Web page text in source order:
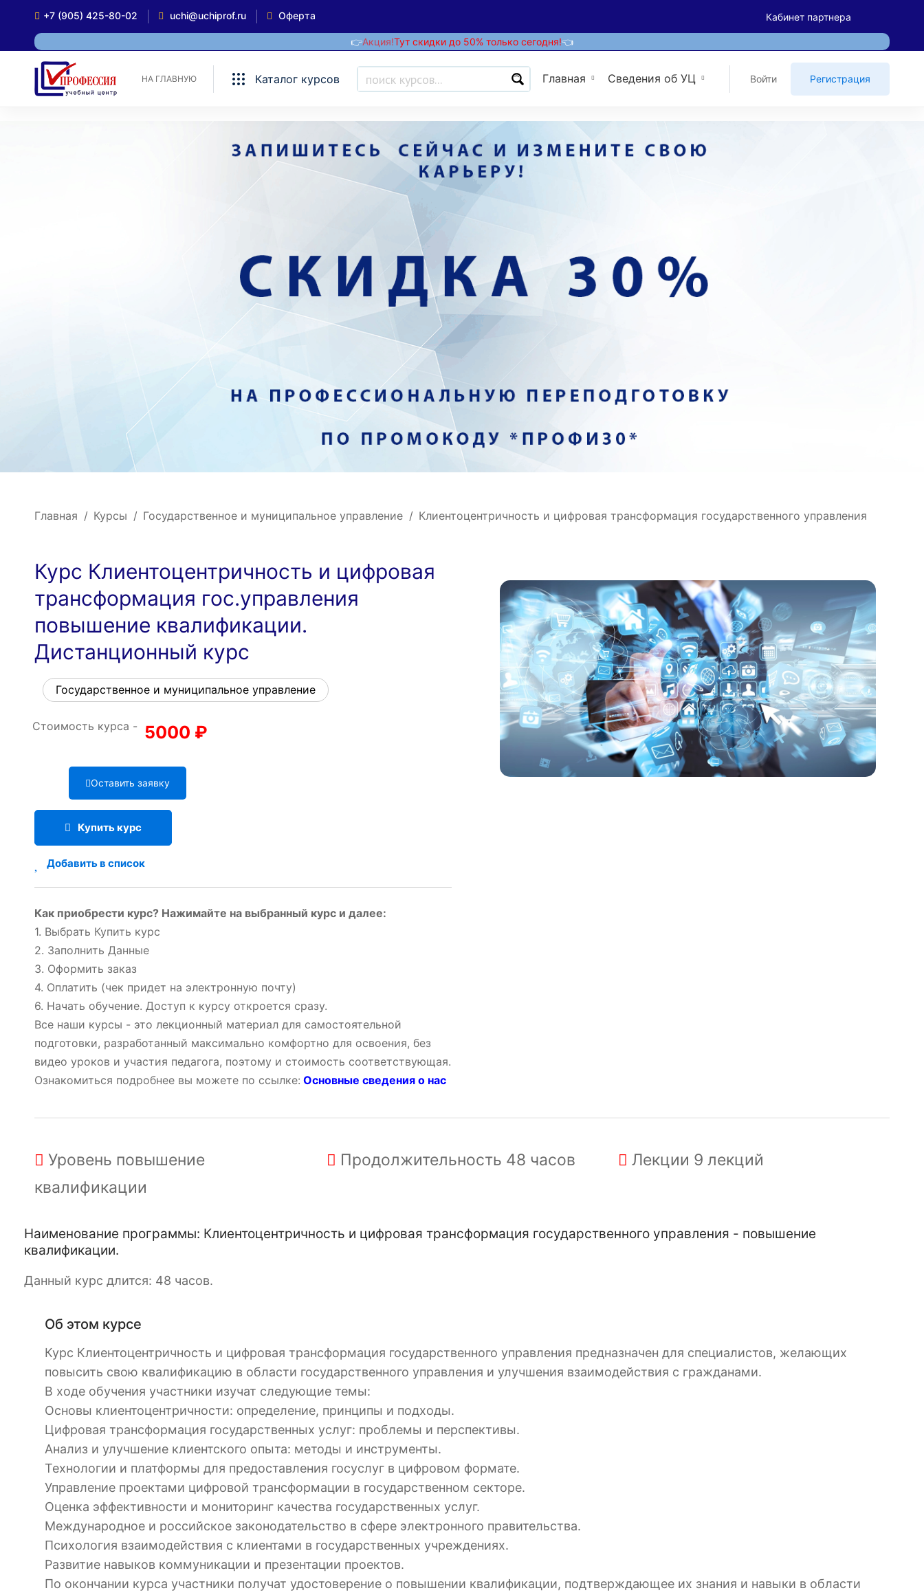
+7 (905) 425-80-02 uchi@uchiprof.ru Оферта Кабинет партнера
👉Акция!Тут скидки до 50% только сегодня!👈
НА ГЛАВНУЮ Каталог курсов Главная Сведения об УЦ Войти Регистрация
Главная Курсы Государственное и муниципальное управление Клиентоцентричность и цифровая трансформация государственного управления
Курс Клиентоцентричность и цифровая
трансформация гос.управления
повышение квалификации.
Дистанционный курс
Государственное и муниципальное управление
Стоимость курса - 5000 ₽
Оставить заявку
Купить курс
Добавить в список
Как приобрести курс? Нажимайте на выбранный курс и далее:
1. Выбрать Купить курс
2. Заполнить Данные
3. Оформить заказ
4. Оплатить (чек придет на электронную почту)
6. Начать обучение. Доступ к курсу откроется сразу.
Все наши курсы - это лекционный материал для самостоятельной
подготовки, разработанный максимально комфортно для освоения, без
видео уроков и участия педагога, поэтому и стоимость соответствующая.
Ознакомиться подробнее вы можете по ссылке: Основные сведения о нас
Уровень повышение
квалификации
Продолжительность 48 часов Лекции 9 лекций
Наименование программы: Клиентоцентричность и цифровая трансформация государственного управления - повышение
квалификации.
Данный курс длится: 48 часов.
Об этом курсе
Курс Клиентоцентричность и цифровая трансформация государственного управления предназначен для специалистов, желающих
повысить свою квалификацию в области государственного управления и улучшения взаимодействия с гражданами.
В ходе обучения участники изучат следующие темы:
Основы клиентоцентричности: определение, принципы и подходы.
Цифровая трансформация государственных услуг: проблемы и перспективы.
Анализ и улучшение клиентского опыта: методы и инструменты.
Технологии и платформы для предоставления госуслуг в цифровом формате.
Управление проектами цифровой трансформации в государственном секторе.
Оценка эффективности и мониторинг качества государственных услуг.
Международное и российское законодательство в сфере электронного правительства.
Психология взаимодействия с клиентами в государственных учреждениях.
Развитие навыков коммуникации и презентации проектов.
По окончании курса участники получат удостоверение о повышении квалификации, подтверждающее их знания и навыки в области